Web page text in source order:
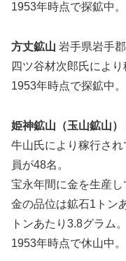
1953年時点で探鉱中。
方丈鉱山 岩手県岩手
四ツ谷材次郎氏により
1953年時点で探鉱中。
姫神鉱山（玉山鉱山）
牛山氏により稼行さ
員が48名。
宝永年間に金を生産し
金の品位は鉱石1トン
トンあたり3.8グラム。
1953年時点で休山中。